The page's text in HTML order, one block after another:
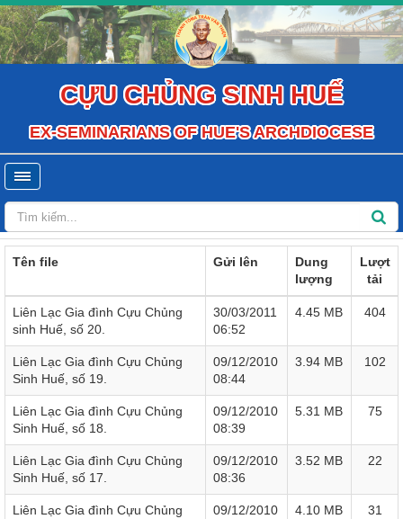
CỰU CHỦNG SINH HUẾ
EX-SEMINARIANS OF HUE'S ARCHDIOCESE
Tên file Gửi lên
Dung
lượng
Lượt
tải
Liên Lạc Gia đình Cựu Chủng
sinh Huế, số 20.
30/03/2011
06:52
4.45 MB 404
Liên Lạc Gia đình Cựu Chủng
Sinh Huế, số 19.
09/12/2010
08:44
3.94 MB 102
Liên Lạc Gia đình Cựu Chủng
Sinh Huế, số 18.
09/12/2010
08:39
5.31 MB 75
Liên Lạc Gia đình Cựu Chủng
Sinh Huế, số 17.
09/12/2010
08:36
3.52 MB 22
Liên Lạc Gia đình Cựu Chủng
09/12/2010
4.10 MB 31